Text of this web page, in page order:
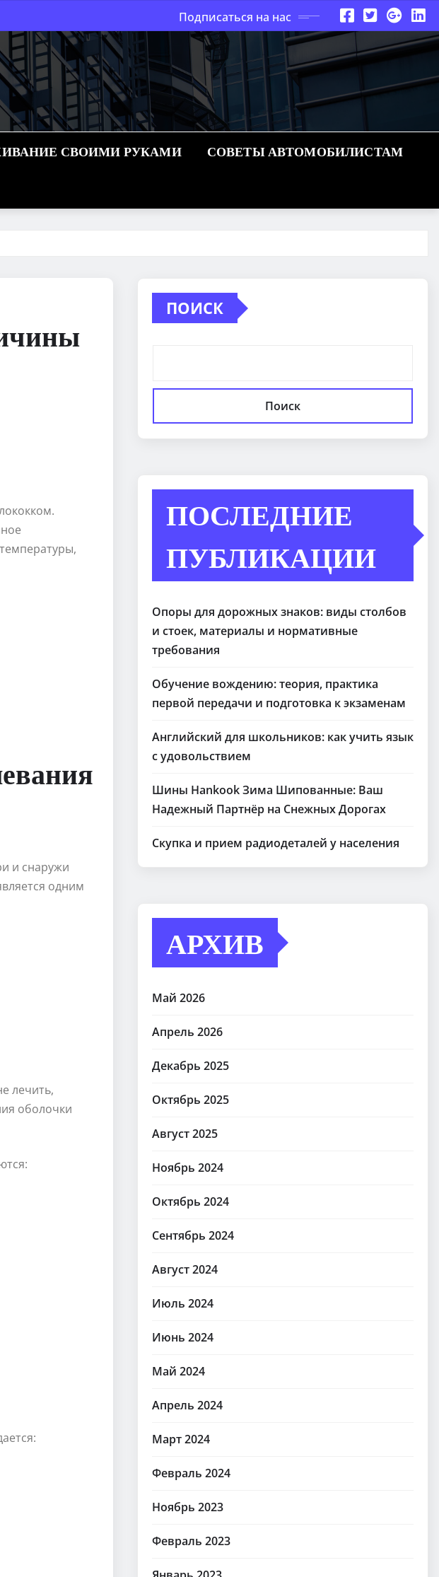
Подписаться на нас
СВОИМИ РУКАМИ СОВЕТЫ АВТОМОБИЛИСТАМ
и снаружи
одним
лечить,
оболочки
ПОИСК
Поиск
ПОСЛЕДНИЕ
ПУБЛИКАЦИИ
Опоры для дорожных знаков: виды столбов
и стоек, материалы и нормативные
требования
Обучение вождению: теория, практика
первой передачи и подготовка к экзаменам
Английский для школьников: как учить язык
с удовольствием
Шины Hankook Зима Шипованные: Ваш
Надежный Партнёр на Снежных Дорогах
Скупка и прием радиодеталей у населения
АРХИВ
Май 2026
Апрель 2026
Декабрь 2025
Октябрь 2025
Август 2025
Ноябрь 2024
Октябрь 2024
Сентябрь 2024
Август 2024
Июль 2024
Июнь 2024
Май 2024
Апрель 2024
Март 2024
Февраль 2024
Ноябрь 2023
Февраль 2023